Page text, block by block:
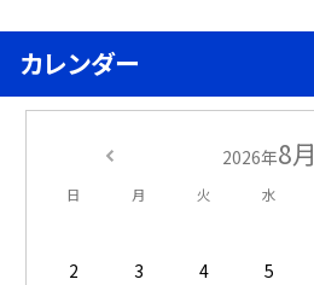
カレンダー
2026年8月
日 月 火 水
2
3 4 5